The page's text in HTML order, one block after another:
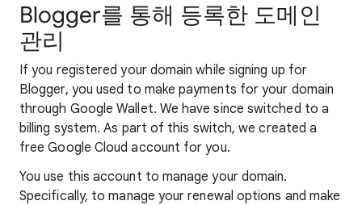
Blogger를 통해 등록한 도메인
관리
If you registered your domain while signing up for
Blogger, you used to make payments for your domain
through Google Wallet. We have since switched to a
billing system. As part of this switch, we created a
free Google Cloud account for you.
You use this account to manage your domain.
Specifically, to manage your renewal options and make